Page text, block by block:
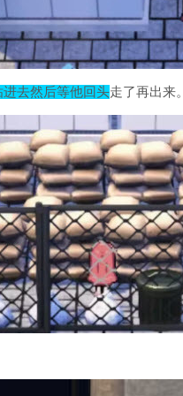
去然后等他回头走了再出来。